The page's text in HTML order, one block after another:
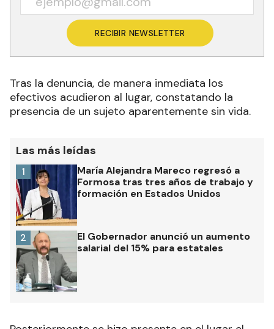
RECIBIR NEWSLETTER
Tras la denuncia, de manera inmediata los
efectivos acudieron al lugar, constatando la
presencia de un sujeto aparentemente sin vida.
Las más leídas
María Alejandra Mareco regresó a
Formosa tras tres años de trabajo y
formación en Estados Unidos
1
El Gobernador anunció un aumento
salarial del 15% para estatales
2